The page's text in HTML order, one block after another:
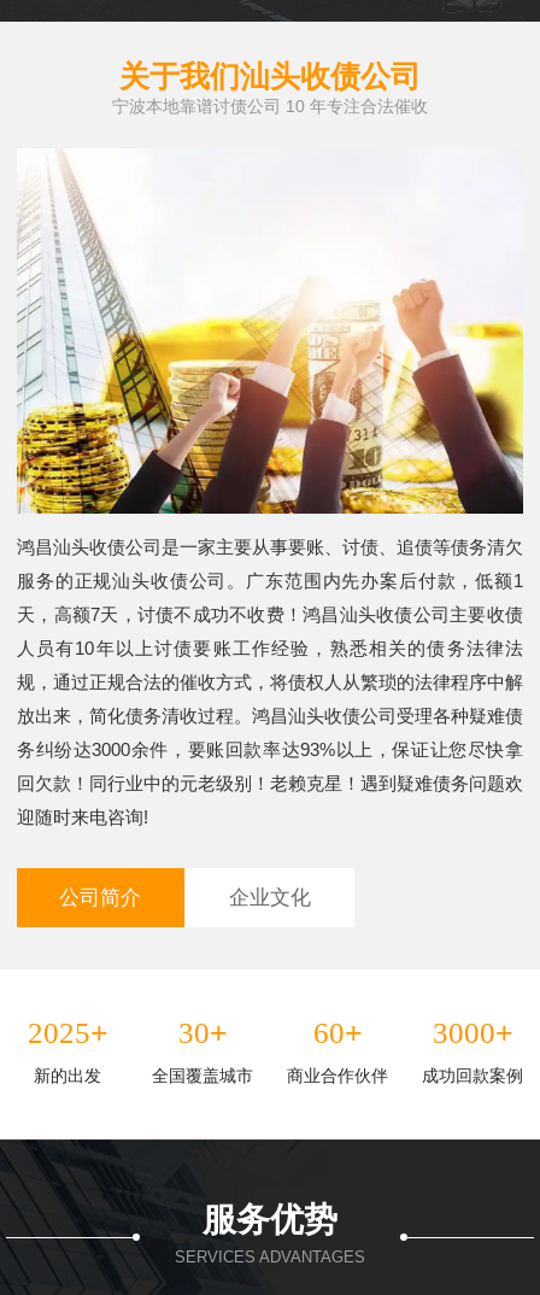
关于我们汕头收债公司
宁波本地靠谱讨债公司 10 年专注合法催收
鸿昌汕头收债公司是一家主要从事要账、讨债、追债等债务清欠
服务的正规汕头收债公司。广东范围内先办案后付款，低额1
天，高额7天，讨债不成功不收费！鸿昌汕头收债公司主要收债
人员有10年以上讨债要账工作经验，熟悉相关的债务法律法
规，通过正规合法的催收方式，将债权人从繁琐的法律程序中解
放出来，简化债务清收过程。鸿昌汕头收债公司受理各种疑难债
务纠纷达3000余件，要账回款率达93%以上，保证让您尽快拿
回欠款！同行业中的元老级别！老赖克星！遇到疑难债务问题欢
迎随时来电咨询!
公司简介 企业文化
2025+
新的出发
30+
全国覆盖城市
60+
商业合作伙伴
3000+
成功回款案例
服务优势
SERVICES ADVANTAGES